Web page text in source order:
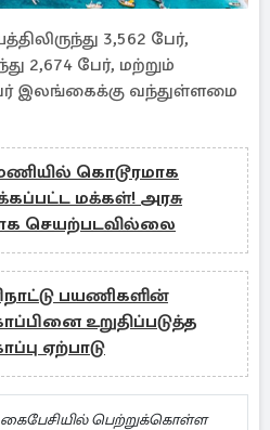
3,562 பேர்,
2,674 பேர், மற்றும்
இலங்கைக்கு வந்துள்ளமை
கொடூரமாக
மக்கள்! அரசு
செயற்படவில்லை
பயணிகளின்
உறுதிப்படுத்த
ஏற்பாடு
கைபேசியில் பெற்றுக்கொள்ள